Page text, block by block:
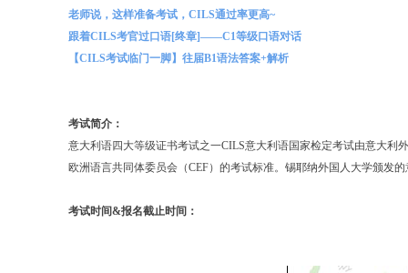
老师说，这样准备考试，CILS通过率更高~
跟着CILS考官过口语[终章]——C1等级口语对话
【CILS考试临门一脚】往届B1语法答案+解析
考试简介：
意大利语四大等级证书考试之一CILS意大利语国家检定考试由意大利
欧洲语言共同体委员会（CEF）的考试标准。锡耶纳外国人大学颁发
考试时间&报名截止时间：